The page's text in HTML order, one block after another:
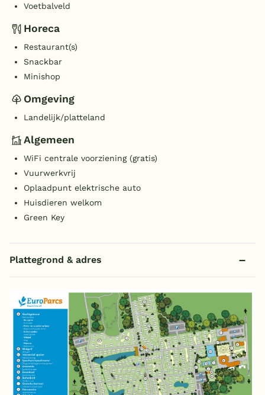
Voetbalveld
Horeca
Restaurant(s)
Snackbar
Minishop
Omgeving
Landelijk/platteland
Algemeen
WiFi centrale voorziening (gratis)
Vuurwerkvrij
Oplaadpunt elektrische auto
Huisdieren welkom
Green Key
Plattegrond & adres